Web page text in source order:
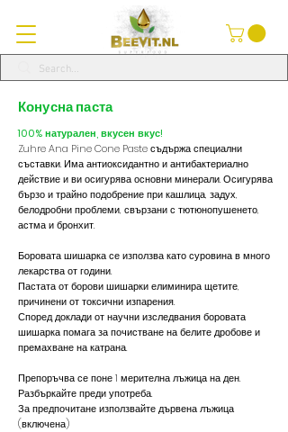
Конусна паста
100% натурален, вкусен вкус!
Zuhre Ana Pine Cone Paste съдържа специални
съставки. Има антиоксидантно и антибактериално
действие и ви осигурява основни минерали. Осигурява
бързо и трайно подобрение при кашлица, задух,
белодробни проблеми, свързани с тютюнопушенето,
астма и бронхит.
Боровата шишарка се използва като суровина в много
лекарства от години.
Пастата от борови шишарки елиминира щетите,
причинени от токсични изпарения.
Според доклади от научни изследвания боровата
шишарка помага за почистване на белите дробове и
премахване на катрана.
Препоръчва се поне 1 мерителна лъжица на ден.
Разбъркайте преди употреба.
За предпочитане използвайте дървена лъжица
(включена)